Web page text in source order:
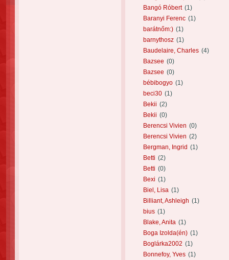
Bangó Róbert (1)
Baranyi Ferenc (1)
barátnőm:) (1)
barnythosz (1)
Baudelaire, Charles (4)
Bazsee (0)
Bazsee (0)
bébibogyo (1)
beci30 (1)
Bekii (2)
Bekii (0)
Berencsi Vivien (0)
Berencsi Vivien (2)
Bergman, Ingrid (1)
Betti (2)
Betti (0)
Bexi (1)
Biel, Lisa (1)
Billiant, Ashleigh (1)
bius (1)
Blake, Anita (1)
Boga Izolda(én) (1)
Boglárka2002 (1)
Bonnefoy, Yves (1)